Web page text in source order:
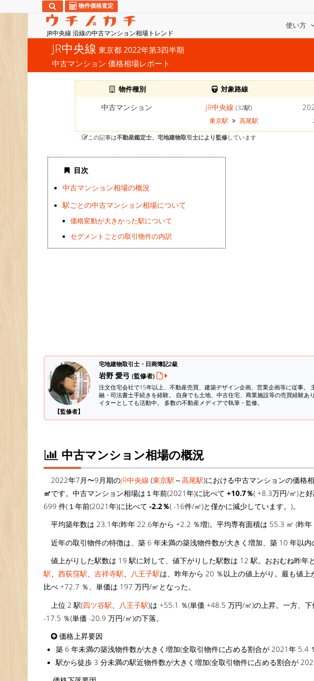
JR中央線 沿線の中古マンション相場トレンド
使い方
物件価格査定
JR中央線 東京都 2022年第3四半期
中古マンション 価格相場レポート
物件種別 対象路線
中古マンション JR中央線 (32駅)
東京駅
高尾駅
この記事は不動産鑑定士、宅地建物取引士により監修しています
目次
中古マンション相場の概況
駅ごとの中古マンション相場について
価格変動が大きかった駅について
セグメントごとの取引物件の内訳
【監修者】
宅地建物取引士・日商簿記2級
岩野 愛弓 (監修者)
注文住宅会社で15年以上、不動産売買、建築デザイン企画、営業企画等に従事。
融・司法書士手続きを経験。 自身でも土地、中古住宅、商業施設等の売買経験あ
イターとしても活動中。 多数の不動産メディアで執筆・監修。
中古マンション相場の概況
2022年7月〜9月期のJR中央線 (東京駅 ～高尾駅)における中古マンションの価格
㎡です。中古マンション相場は１年前(2021年)に比べて +10.7％( +8.3万円/㎡)と
699 件(１年前(2021年)に比べて -2.2％( -16件/㎡)と僅かに減少しています。)。
平均築年数は 23.1年(昨年 22.6年から +2.2 ％増)。平均専有面積は 55.3 ㎡ (昨年
近年の取引物件の特徴は、築 6 年未満の築浅物件数が大きく増加、築 10 年以内
値上がりした駅数は 19 駅に対して、値下がりした駅数は 12 駅。おおむね昨年
駅、 西荻窪駅、 吉祥寺駅、 八王子駅は、昨年から 20 ％以上の値上がり。最も値上
比べ +72.7 ％、単価は 197 万円/㎡となった。
上位 2 駅(四ツ谷駅 八王子駅)は +55.1 ％(単価 +48.5 万円/㎡)の上昇。一方、下
-17.5 ％(単価 -20.9 万円/㎡)の下落。
価格上昇要因
築 6 年未満の築浅物件数が大きく増加(全取引物件に占める割合が 2021年
駅から徒歩 3 分未満の駅近物件数が大きく増加(全取引物件に占める割合が